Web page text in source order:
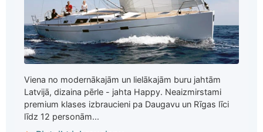
Viena no modernākajām un lielākajām buru jahtām
Latvijā, dizaina pērle - jahta Happy. Neaizmirstami
premium klases izbraucieni pa Daugavu un Rīgas līci
līdz 12 personām...